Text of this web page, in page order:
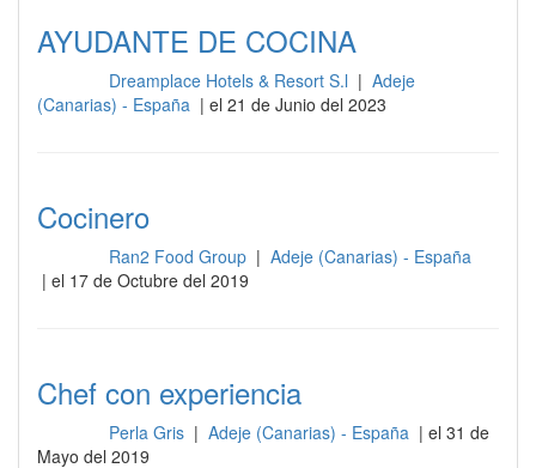
AYUDANTE DE COCINA
Dreamplace Hotels & Resort S.l | Adeje
(Canarias) - España | el 21 de Junio del 2023
Cocinero
Ran2 Food Group | Adeje (Canarias) - España
| el 17 de Octubre del 2019
Chef con experiencia
Perla Gris | Adeje (Canarias) - España | el 31 de
Mayo del 2019